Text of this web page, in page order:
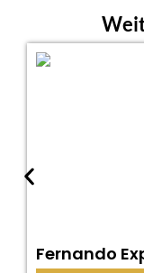
Fernando